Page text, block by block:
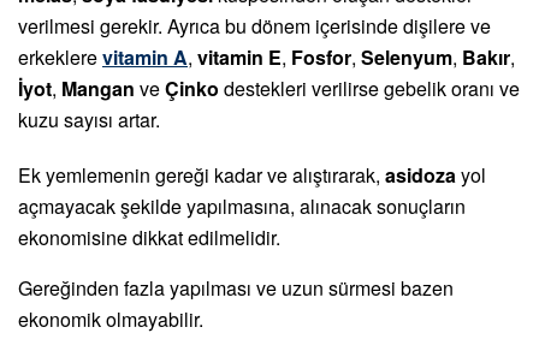
verilmesi gerekir. Ayrıca bu dönem içerisinde dişilere ve
erkeklerevitamin A, vitamin E, Fosfor, Selenyum, Bakır,
İyot, Mangan veÇinko destekleri verilirse gebelik oranı ve
kuzu sayısı artar.
Ek yemlemenin gereği kadar ve alıştırarak, asidozayol
açmayacak şekilde yapılmasına, alınacak sonuçların
ekonomisine dikkat edilmelidir.
Gereğinden fazla yapılması ve uzun sürmesi bazen
ekonomik olmayabilir.